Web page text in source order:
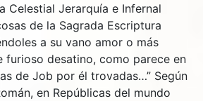
Celestial Jerarquía e Infernal
de la Sagrada Escriptura
a su vano amor o más
furioso desatino, como parece en
de Job por él trovadas…” Según
en Repúblicas del mundo